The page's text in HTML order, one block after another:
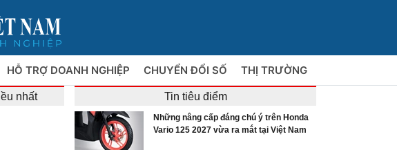
HỖ TRỢ DOANH NGHIỆP CHUYỂN ĐỔI SỐ THỊ TRƯỜNG
nhất Tin tiêu điểm
Những nâng cấp đáng chú ý trên Honda
Vario 125 2027 vừa ra mắt tại Việt Nam